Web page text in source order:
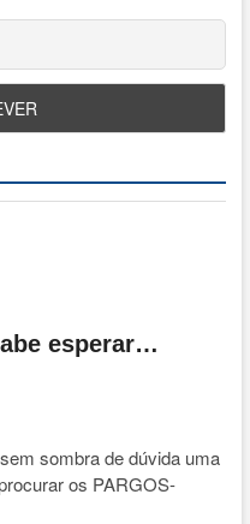
esperar…
sombra de dúvida uma
os PARGOS-